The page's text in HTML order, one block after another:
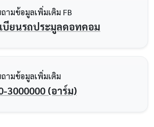
ามข้อมูลเพิ่มเติม FB
บียนรถประมูลดอทคอม
ามข้อมูลเพิ่มเติม
3000000 (อาร์ม)